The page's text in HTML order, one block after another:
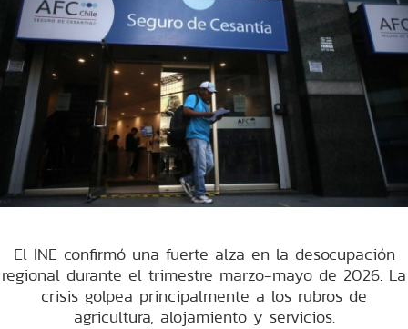
El INE confirmó una fuerte alza en la desocupación
regional durante el trimestre marzo-mayo de 2026. La
crisis golpea principalmente a los rubros de
agricultura, alojamiento y servicios.